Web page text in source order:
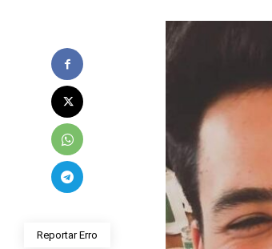
Reportar Erro